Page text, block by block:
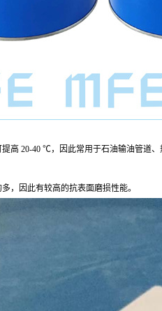
20-40 ℃，因此常用于石油输油管道、
，因此有较高的抗表面磨损性能。